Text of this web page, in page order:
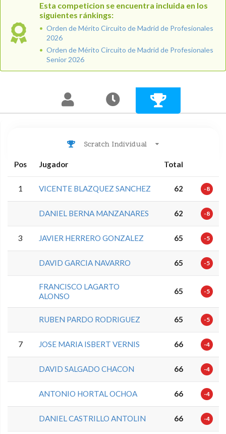
Esta competicion se encuentra incluida en los
siguientes ránkings:
Orden de Mérito Circuito de Madrid de Profesionales
2026
Orden de Mérito Circuito de Madrid de Profesionales
Senior 2026
Scratch Individual
Pos Jugador Total
1 VICENTE BLAZQUEZ SANCHEZ 62 -8
DANIEL BERNA MANZANARES 62 -8
3 JAVIER HERRERO GONZALEZ 65 -5
DAVID GARCIA NAVARRO 65 -5
FRANCISCO LAGARTO
ALONSO
65 -5
RUBEN PARDO RODRIGUEZ 65 -5
7 JOSE MARIA ISBERT VERNIS 66 -4
DAVID SALGADO CHACON 66 -4
ANTONIO HORTAL OCHOA 66 -4
DANIEL CASTRILLO ANTOLIN 66 -4